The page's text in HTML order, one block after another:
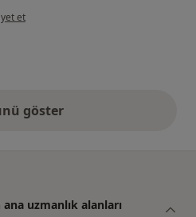
göre y.....
et
göster
yukarıdaki görüşler
ana uzmanlık alanları